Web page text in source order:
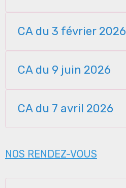
CA du 3 février 2026
CA du 9 juin 2026
CA du 7 avril 2026
NOS RENDEZ-VOUS